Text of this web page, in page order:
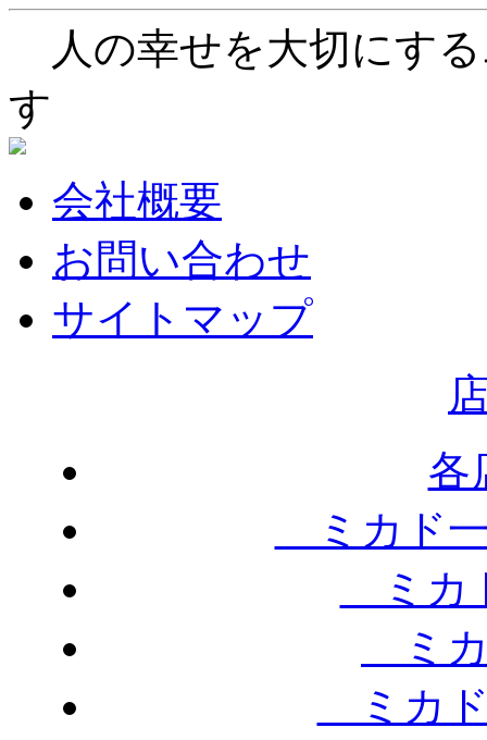
人の幸せを大切にす
す
会社概要
お問い合わせ
サイトマップ
各
ミカド
ミカ
ミカ
ミカド